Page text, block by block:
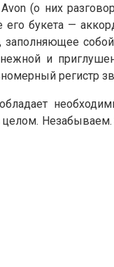
(о них
букета —
и
регистр